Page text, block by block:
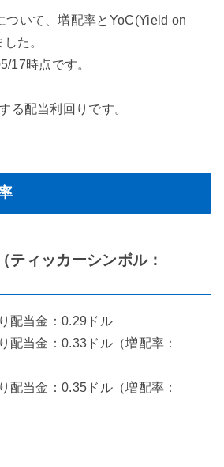
ついて、増配率とYoC(Yield on
た。
17時点です。
る配当利回りです。
ィッカーシンボル：
配当金：0.29ドル
配当金：0.33ドル（増配率：
配当金：0.35ドル（増配率：